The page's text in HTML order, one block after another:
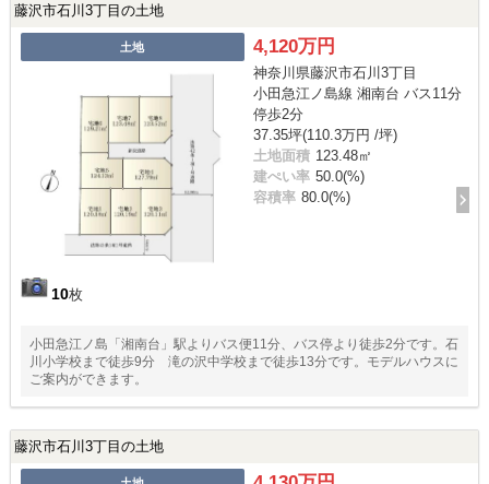
藤沢市石川3丁目の土地
土地
10枚
4,120万円
神奈川県藤沢市石川3丁目
小田急江ノ島線 湘南台 バス11分
停歩2分
37.35坪(110.3万円 /坪)
土地面積 123.48㎡
建ぺい率 50.0(%)
容積率 80.0(%)
小田急江ノ島「湘南台」駅よりバス便11分、バス停より徒歩2分です。石
川小学校まで徒歩9分 滝の沢中学校まで徒歩13分です。モデルハウスに
ご案内ができます。
藤沢市石川3丁目の土地